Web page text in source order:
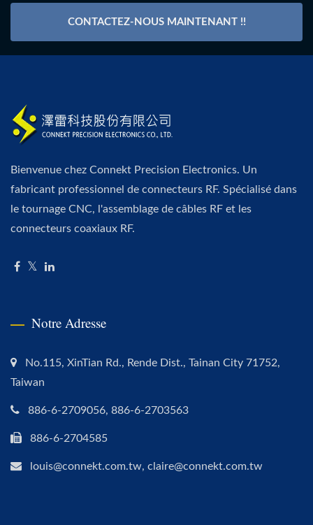
CONTACTEZ-NOUS MAINTENANT !!
Bienvenue chez Connekt Precision Electronics. Un
fabricant professionnel de connecteurs RF. Spécialisé dans
le tournage CNC, l'assemblage de câbles RF et les
connecteurs coaxiaux RF.
Notre Adresse
No.115, XinTian Rd., Rende Dist., Tainan City 71752,
Taiwan
886-6-2709056, 886-6-2703563
886-6-2704585
louis@connekt.com.tw, claire@connekt.com.tw